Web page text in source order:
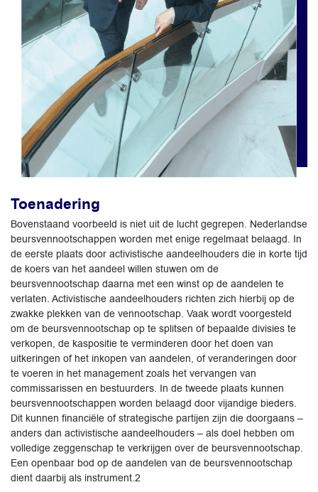
Toenadering
Bovenstaand voorbeeld is niet uit de lucht gegrepen. Nederlandse
beursvennootschappen worden met enige regelmaat belaagd. In
de eerste plaats door activistische aandeelhouders die in korte tijd
de koers van het aandeel willen stuwen om de
beursvennootschap daarna met een winst op de aandelen te
verlaten. Activistische aandeelhouders richten zich hierbij op de
zwakke plekken van de vennootschap. Vaak wordt voorgesteld
om de beursvennootschap op te splitsen of bepaalde divisies te
verkopen, de kaspositie te verminderen door het doen van
uitkeringen of het inkopen van aandelen, of veranderingen door
te voeren in het management zoals het vervangen van
commissarissen en bestuurders. In de tweede plaats kunnen
beursvennootschappen worden belaagd door vijandige bieders.
Dit kunnen financiële of strategische partijen zijn die doorgaans –
anders dan activistische aandeelhouders – als doel hebben om
volledige zeggenschap te verkrijgen over de beursvennootschap.
Een openbaar bod op de aandelen van de beursvennootschap
dient daarbij als instrument.2